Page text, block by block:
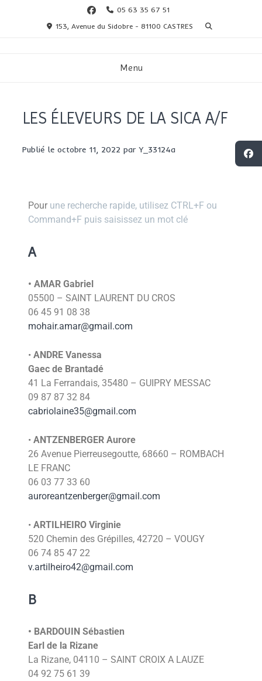
05 63 35 67 51
153, Avenue du Sidobre - 81100 CASTRES
Menu
LES ÉLEVEURS DE LA SICA A/F
Publié le octobre 11, 2022 par Y_33124a
Pour une recherche rapide, utilisez CTRL+F ou
Command+F puis saisissez un mot clé
A
• AMAR Gabriel
05500 – SAINT LAURENT DU CROS
06 45 91 08 38
mohair.amar@gmail.com
• ANDRE Vanessa
Gaec de Brantadé
41 La Ferrandais, 35480 – GUIPRY MESSAC
09 87 87 32 84
cabriolaine35@gmail.com
• ANTZENBERGER Aurore
26 Avenue Pierreusegoutte, 68660 – ROMBACH
LE FRANC
06 03 77 33 60
auroreantzenberger@gmail.com
• ARTILHEIRO Virginie
520 Chemin des Grépilles, 42720 – VOUGY
06 74 85 47 22
v.artilheiro42@gmail.com
B
• BARDOUIN Sébastien
Earl de la Rizane
La Rizane, 04110 – SAINT CROIX A LAUZE
04 92 75 61 39